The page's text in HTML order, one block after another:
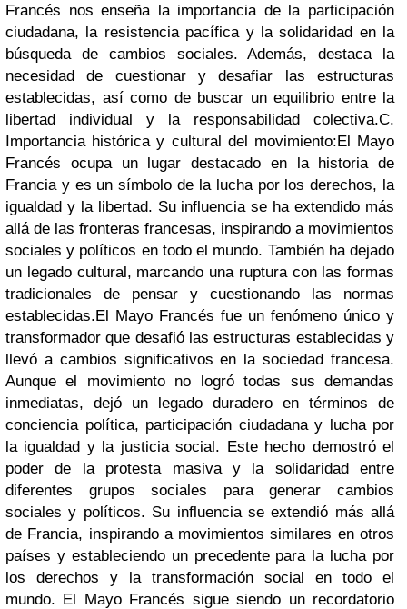
Francés nos enseña la importancia de la participación
ciudadana, la resistencia pacífica y la solidaridad en la
búsqueda de cambios sociales. Además, destaca la
necesidad de cuestionar y desafiar las estructuras
establecidas, así como de buscar un equilibrio entre la
libertad individual y la responsabilidad colectiva.C.
Importancia histórica y cultural del movimiento:El Mayo
Francés ocupa un lugar destacado en la historia de
Francia y es un símbolo de la lucha por los derechos, la
igualdad y la libertad. Su influencia se ha extendido más
allá de las fronteras francesas, inspirando a movimientos
sociales y políticos en todo el mundo. También ha dejado
un legado cultural, marcando una ruptura con las formas
tradicionales de pensar y cuestionando las normas
establecidas.El Mayo Francés fue un fenómeno único y
transformador que desafió las estructuras establecidas y
llevó a cambios significativos en la sociedad francesa.
Aunque el movimiento no logró todas sus demandas
inmediatas, dejó un legado duradero en términos de
conciencia política, participación ciudadana y lucha por
la igualdad y la justicia social. Este hecho demostró el
poder de la protesta masiva y la solidaridad entre
diferentes grupos sociales para generar cambios
sociales y políticos. Su influencia se extendió más allá
de Francia, inspirando a movimientos similares en otros
países y estableciendo un precedente para la lucha por
los derechos y la transformación social en todo el
mundo. El Mayo Francés sigue siendo un recordatorio